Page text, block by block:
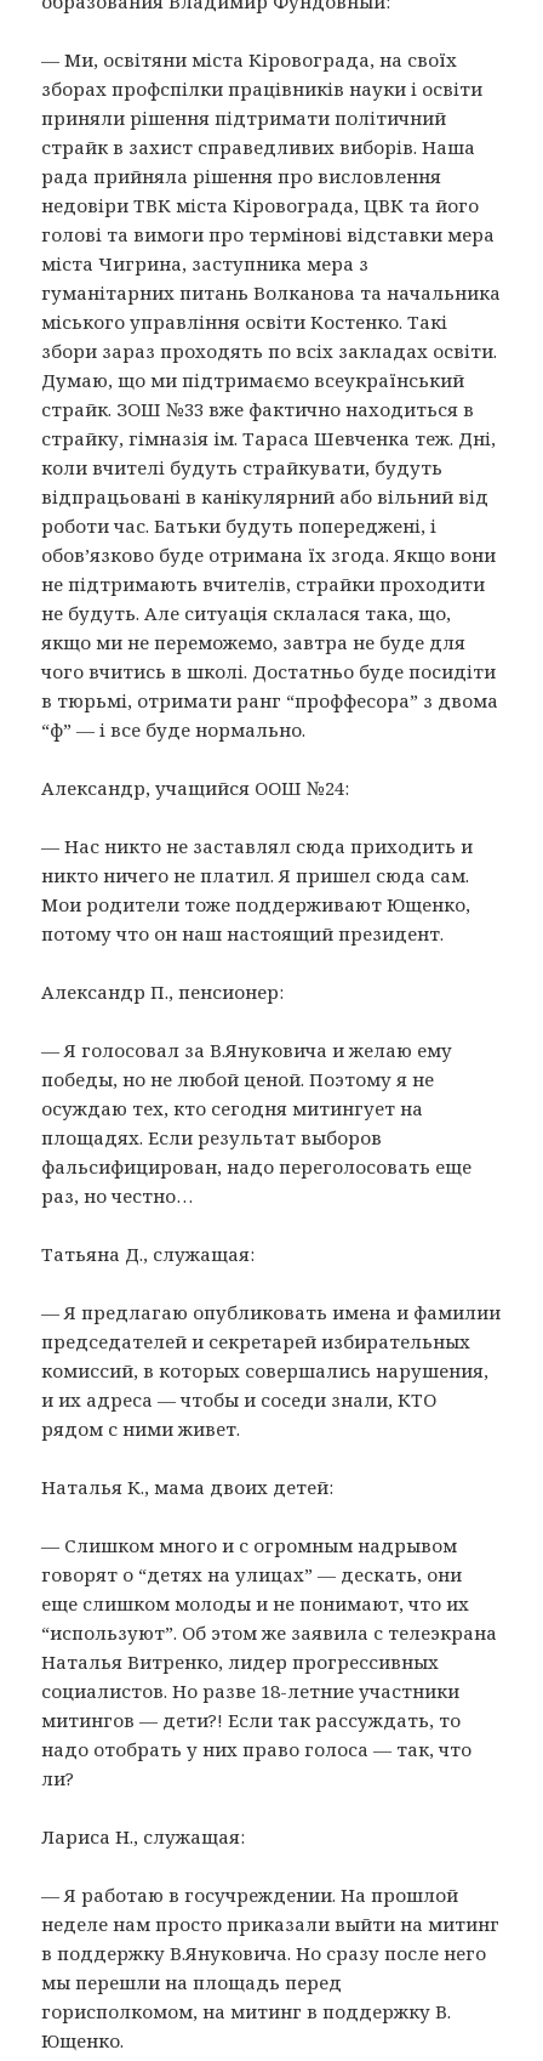
— Ми, освiтяни мiста Кiровограда, на своїх
зборах профспiлки працiвникiв науки i освiти
приняли рiшення пiдтримати полiтичний
страйк в захист справедливих виборiв. Наша
рада прийняла рiшення про висловлення
недовiри ТВК мiста Кiровограда, ЦВК та його
головi та вимоги про термiновi вiдставки мера
мiста Чигрина, заступника мера з
гуманiтарних питань Волканова та начальника
мiського управлiння освiти Костенко. Такi
збори зараз проходять по всiх закладах освiти.
Думаю, що ми пiдтримаємо всеукраїнський
страйк. ЗОШ №33 вже фактично находиться в
страйку, гiмназiя ім. Тараса Шевченка теж. Днi,
коли вчителi будуть страйкувати, будуть
вiдпрацьованi в канiкулярний або вiльний вiд
роботи час. Батьки будуть попередженi, i
обов’язково буде отримана їх згода. Якщо вони
не пiдтримають вчителiв, страйки проходити
не будуть. Але ситуацiя склалася така, що,
якщо ми не переможемо, завтра не буде для
чого вчитись в школi. Достатньо буде посидiти
в тюрьмi, отримати ранг “проффесора” з двома
“ф” — i все буде нормально.
Александр, учащийся ООШ №24:
— Нас никто не заставлял сюда приходить и
никто ничего не платил. Я пришел сюда сам.
Мои родители тоже поддерживают Ющенко,
потому что он наш настоящий президент.
Александр П., пенсионер:
— Я голосовал за В.Януковича и желаю ему
победы, но не любой ценой. Поэтому я не
осуждаю тех, кто сегодня митингует на
площадях. Если результат выборов
фальсифицирован, надо переголосовать еще
раз, но честно…
Татьяна Д., служащая:
— Я предлагаю опубликовать имена и фамилии
председателей и секретарей избирательных
комиссий, в которых совершались нарушения,
и их адреса — чтобы и соседи знали, КТО
рядом с ними живет.
Наталья К., мама двоих детей:
— Слишком много и с огромным надрывом
говорят о “детях на улицах” — дескать, они
еще слишком молоды и не понимают, что их
“используют”. Об этом же заявила с телеэкрана
Наталья Витренко, лидер прогрессивных
социалистов. Но разве 18-летние участники
митингов — дети?! Если так рассуждать, то
надо отобрать у них право голоса — так, что
ли?
Лариса Н., служащая:
— Я работаю в госучреждении. На прошлой
неделе нам просто приказали выйти на митинг
в поддержку В.Януковича. Но сразу после него
мы перешли на площадь перед
горисполкомом, на митинг в поддержку В.
Ющенко.